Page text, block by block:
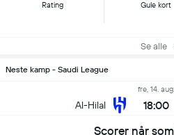
Rating Gule kort
Se alle
Neste kamp - Saudi League
Al-Hilal
fre, 14. aug.
18:00
Scorer når